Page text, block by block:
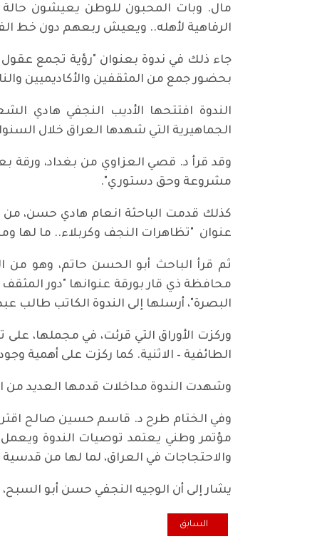
مال. وبات المحبون للوطن يعيشون
الرفاهية لأهله.. ويعيش ربعهم دون خط
جاء ذلك في ندوة بعنوان "رؤية تجمع
بحضور جمع من المثقفين والأكاديميين
الندوة افتتحها الأديب النجفي هادي
الجماهيرية التي شهدها العراق خلال
وقد قرأ د. قصي العزاوي من بغداد، ورقة
مشروعة وحق دستوري".
كذلك قدمت الباحثة انعام هادي حسن، من
عنوان "تظاهرات النجف وكربلاء.. ما لها
ثم قرأ الباحث أبو الحسن حاتم، وهو من
محافظة ذي قار بورقة عنوانها "دور
البصرة"، أرسلها إلى الندوة الكاتب طالب
وركزت الأوراق التي قرئت، في مجملها،
الطائفية – الاثنية. كما ركزت على أهمية
وشهدت الندوة مداخلات قدمها العديد
وفي الختام طرح د. قاسم حسين صالح
مؤتمر وطني يعتمد توصيات الندوة ويعمل
والاحتجاجات في العراق، لما لها من
يشار إلى أن الوجيه النجفي حسن أبو
المقال السابق: تهنئة منظمة الحزب الشيوعي العراقي في
السابق